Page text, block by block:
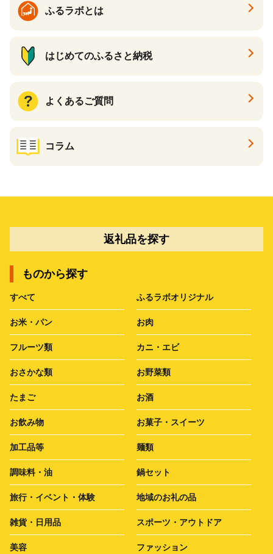
ふるラボとは
はじめてのふるさと納税
よくあるご質問
コラム
返礼品を探す
ものから探す
すべて ふるラボオリジナル
お米・パン お肉
フルーツ類 カニ・エビ
おさかな類 お野菜類
たまご お酒
お飲み物 お菓子・スイーツ
加工品等 麺類
調味料・油 鍋セット
旅行・イベント・体験 地域のお礼の品
雑貨・日用品 スポーツ・アウトドア
美容 ファッション